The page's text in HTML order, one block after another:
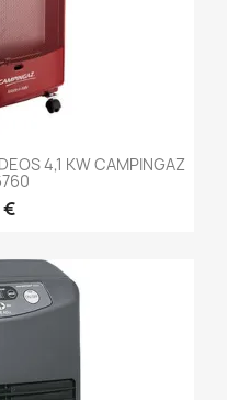
4,1 KW CAMPINGAZ
€